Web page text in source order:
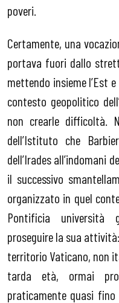
poveri.
Certamente, una
portava fuori dallo
mettendo insieme l’Est
contesto geopolitico
non crearle difficoltà.
dell’Istituto che
dell’Irades all’indomani
il successivo
organizzato in quel
Pontificia università
proseguire la sua
territorio Vaticano, non
tarda età, ormai
praticamente quasi